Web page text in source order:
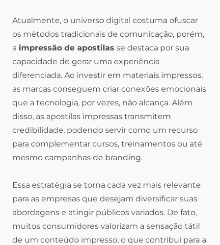
Atualmente, o universo digital costuma ofuscar
os métodos tradicionais de comunicação, porém,
a impressão de apostilas se destaca por sua
capacidade de gerar uma experiência
diferenciada. Ao investir em materiais impressos,
as marcas conseguem criar conexões emocionais
que a tecnologia, por vezes, não alcança. Além
disso, as apostilas impressas transmitem
credibilidade, podendo servir como um recurso
para complementar cursos, treinamentos ou até
mesmo campanhas de branding.
Essa estratégia se torna cada vez mais relevante
para as empresas que desejam diversificar suas
abordagens e atingir públicos variados. De fato,
muitos consumidores valorizam a sensação tátil
de um conteúdo impresso, o que contribui para a